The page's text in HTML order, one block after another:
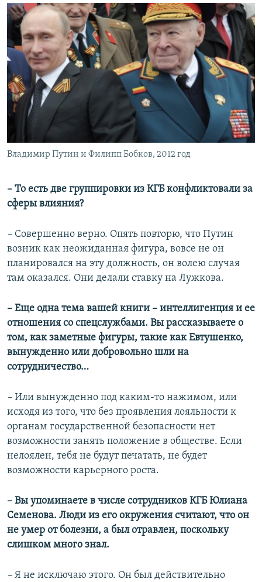
Владимир Путин и Филипп Бобков, 2012 год
– То есть две группировки из КГБ конфликтовали за
сферы влияния?
– Совершенно верно. Опять повторю, что Путин
возник как неожиданная фигура, вовсе не он
планировался на эту должность, он волею случая
там оказался. Они делали ставку на Лужкова.
– Еще одна тема вашей книги – интеллигенция и ее
отношения со спецслужбами. Вы рассказываете о
том, как заметные фигуры, такие как Евтушенко,
вынужденно или добровольно шли на
сотрудничество…
– Или вынужденно под каким-то нажимом, или
исходя из того, что без проявления лояльности к
органам государственной безопасности нет
возможности занять положение в обществе. Если
нелоялен, тебя не будут печатать, не будет
возможности карьерного роста.
– Вы упоминаете в числе сотрудников КГБ Юлиана
Семенова. Люди из его окружения считают, что он
не умер от болезни, а был отравлен, поскольку
слишком много знал.
– Я не исключаю этого. Он был действительно